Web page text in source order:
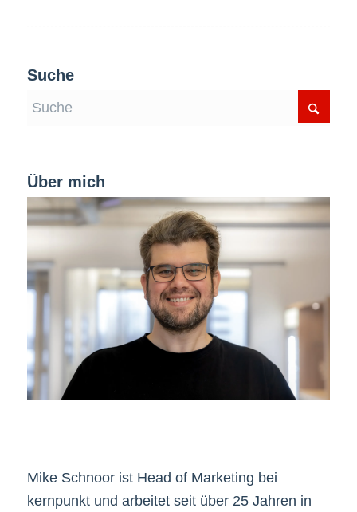
Suche
Über mich
Mike Schnoor ist Head of Marketing bei
kernpunkt und arbeitet seit über 25 Jahren in